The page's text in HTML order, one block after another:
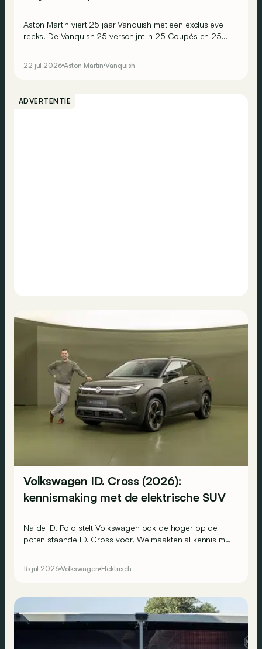
Aston Martin viert 25 jaar Vanquish met een exclusieve
reeks. De Vanquish 25 verschijnt in 25 Coupés en 25
22 jul 2026 Aston Martin Vanquish
ADVERTENTIE
Volkswagen ID. Cross (2026):
kennismaking met de elektrische SUV
Na de ID. Polo stelt Volkswagen ook de hoger op de
poten staande ID. Cross voor. We maakten al kennis met
15 jul 2026 Volkswagen Elektrisch